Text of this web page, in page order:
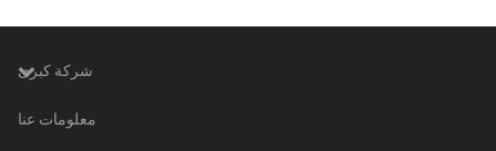
شركة كبرى
معلومات عنا